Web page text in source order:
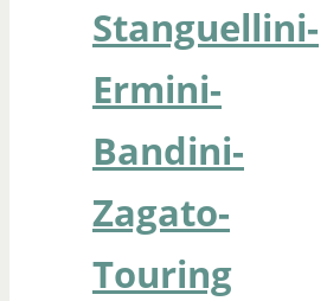
Stanguellini-
Ermini-
Bandini-
Zagato-
Touring